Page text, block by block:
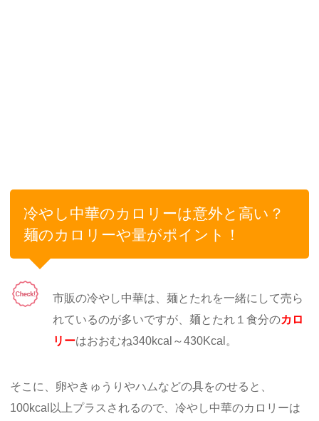
冷やし中華のカロリーは意外と高い？
麺のカロリーや量がポイント！
市販の冷やし中華は、麺とたれを一緒にして売ら
れているのが多いですが、麺とたれ１食分のカロ
リーはおおむね340kcal～430Kcal。
そこに、卵やきゅうりやハムなどの具をのせると、
100kcal以上プラスされるので、冷やし中華のカロリーは